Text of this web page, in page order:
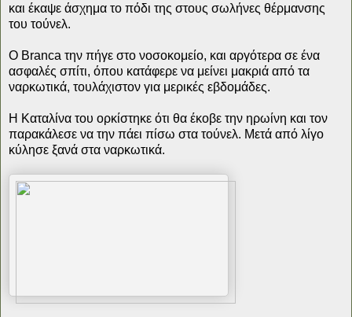
και έκαψε άσχημα το πόδι της στους σωλήνες θέρμανσης
του τούνελ.
Ο Branca την πήγε στο νοσοκομείο, και αργότερα σε ένα
ασφαλές σπίτι, όπου κατάφερε να μείνει μακριά από τα
ναρκωτικά, τουλάχιστον για μερικές εβδομάδες.
Η Καταλίνα του ορκίστηκε ότι θα έκοβε την ηρωίνη και τον
παρακάλεσε να την πάει πίσω στα τούνελ. Μετά από λίγο
κύλησε ξανά στα ναρκωτικά.